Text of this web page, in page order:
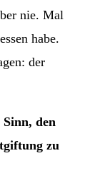
nie. Mal
habe.
der
den
zu